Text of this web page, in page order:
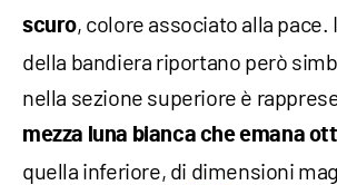
scuro, colore associato alla
della bandiera riportano però
nella sezione superiore è
mezza luna bianca che emana
quella inferiore, di dimensioni